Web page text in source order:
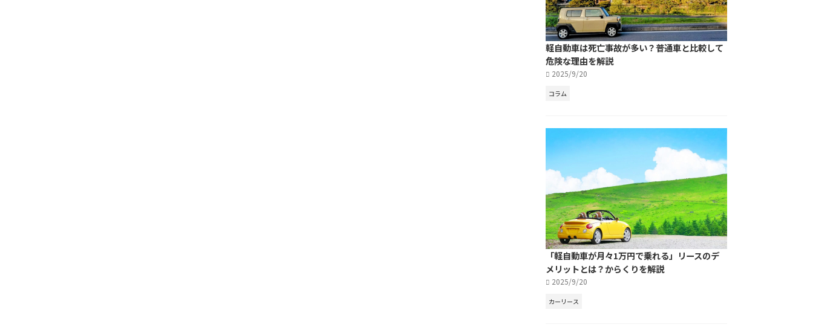
軽自動車は死亡事故が多い？普通車と比較して
危険な理由を解説
2025/9/20
コラム
「軽自動車が月々1万円で乗れる」リースのデ
メリットとは？からくりを解説
2025/9/20
カーリース